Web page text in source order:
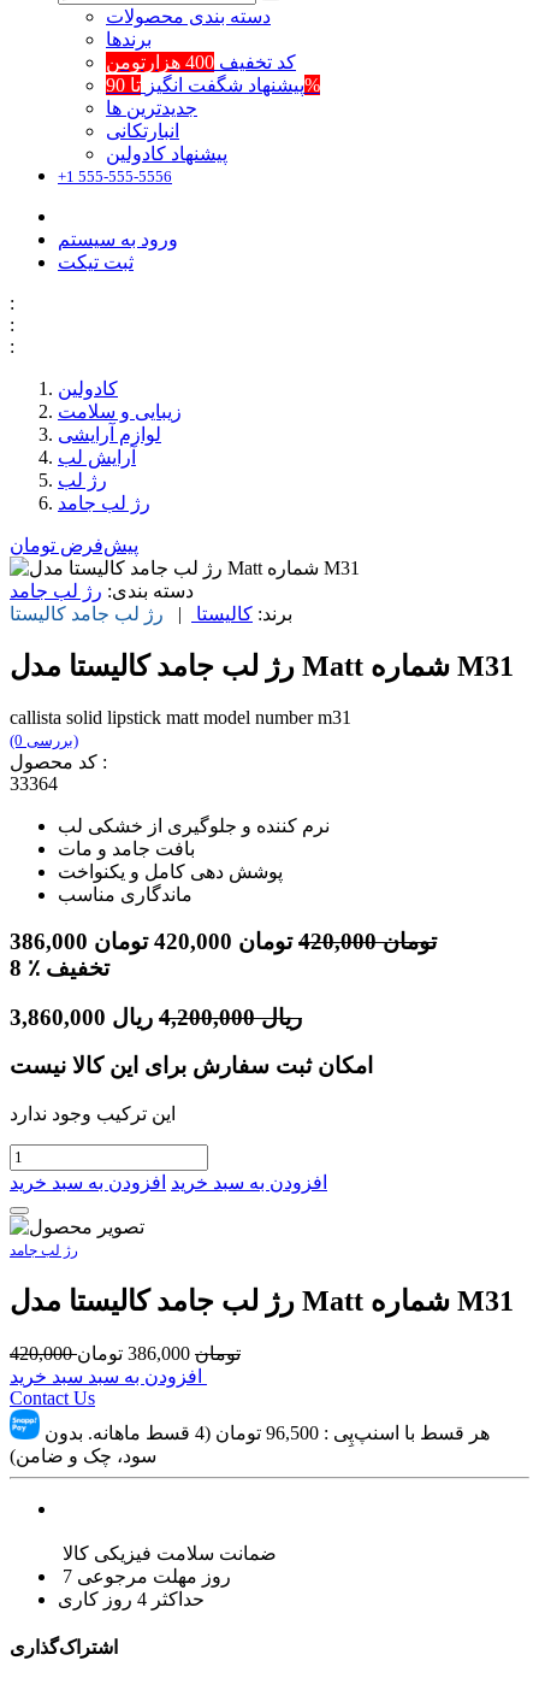
دسته بندی محصولات
برند‌ها
کد تخفیف 400 هزارتومن
پیشنهاد شگفت انگیزتا 90%
جدیدترین ها
انبارتکانی
پیشنهاد کادولین
+1 555-555-5556
ورود به سیستم
ثبت تیکت
:
:
:
کادولین
زیبایی و سلامت
لوازم آرایشی
آرایش لب
رژ لب
رژ لب جامد
پیش‌فرض تومان
دسته بندی: رژ لب جامد
برند: کالیستا | رژ لب جامد کالیستا
رژ لب جامد کالیستا مدل Matt شماره M31
callista solid lipstick matt model number m31
(0 بررسی)
کد محصول :
33364
نرم کننده و جلوگیری از خشکی لب
بافت جامد و مات
پوشش دهی کامل و یکنواخت
ماندگاری مناسب
386,000 تومان 420,000تومان 420,000 تومان
8
٪ تخفیف
3,860,000 ریال 4,200,000 ریال
امکان ثبت سفارش برای این کالا نیست
این ترکیب وجود ندارد
افزودن به سبد خرید افزودن به سبد خرید
رژ لب جامد
رژ لب جامد کالیستا مدل Matt شماره M31
420,000 تومان 386,000 تومان
Contact Us
هر قسط با اسنپ‌پِی : 96,500
تومان (4 قسط ماهانه. بدون
سود، چک و ضامن)
ضمانت سلامت فیزیکی کالا
7 روز مهلت مرجوعی
حداکثر 4 روز کاری
اشتراک‌گذاری